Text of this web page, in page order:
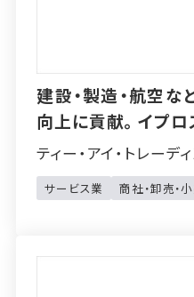
建設・製造・航空
向上に貢献。イプ
ティー・アイ・トレーデ
サービス業 商社・卸売・